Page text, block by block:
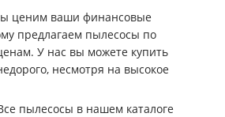
ценим ваши финансовые
предлагаем пылесосы по
У нас вы можете купить
несмотря на высокое
пылесосы в нашем каталоге